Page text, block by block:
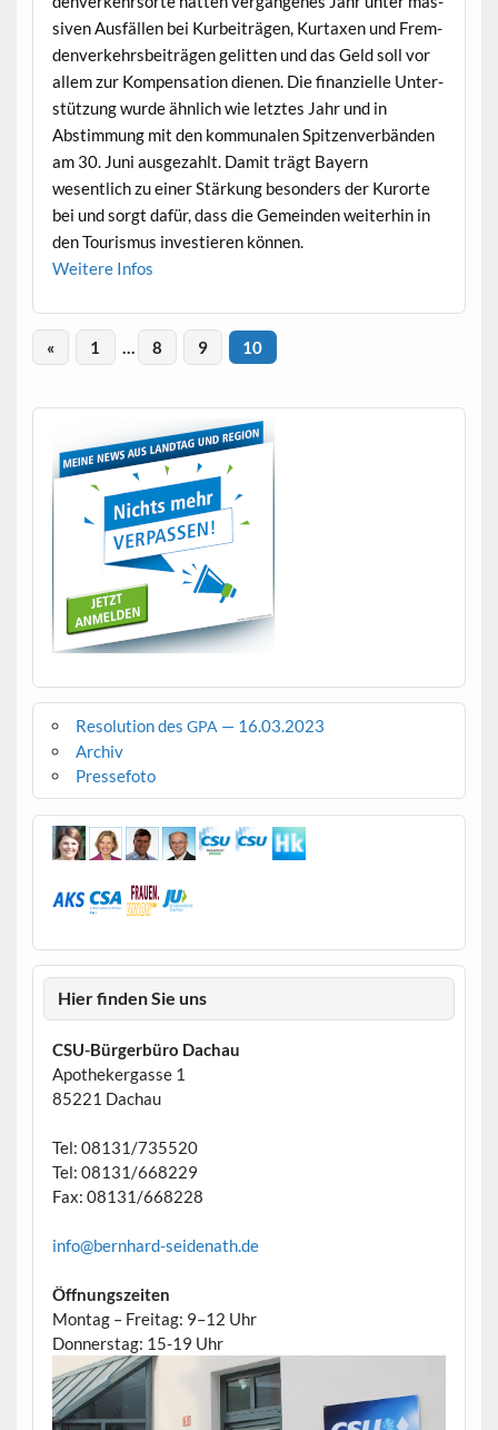
siv­en Aus­fällen bei Kurbeiträ­gen, Kur­tax­en und Frem­
den­verkehrs­beiträ­gen gelit­ten und das Geld soll vor
allem zur Kom­pen­sa­tion dienen. Die finanzielle Unter­
stützung wurde ähn­lich wie let­ztes Jahr und in
Abstim­mung mit den kom­mu­nalen Spitzen­ver­bän­den
am 30. Juni aus­gezahlt. Damit trägt Bay­ern
wesentlich zu ein­er Stärkung beson­ders der Kurorte
bei und sorgt dafür, dass die Gemein­den weit­er­hin in
den Touris­mus investieren können.
Weit­ere Infos
« 1 … 8 9 10
Resolution des GPA — 16.03.2023
Archiv
Pressefoto
Hier finden Sie uns
CSU-Bürgerbüro Dachau
Apothekergasse 1
85221 Dachau
Tel: 08131/735520
Tel: 08131/668229
Fax: 08131/668228
info@bernhard-seidenath.de
Öffnungszeiten
Montag – Freitag: 9–12 Uhr
Donnerstag: 15-19 Uhr